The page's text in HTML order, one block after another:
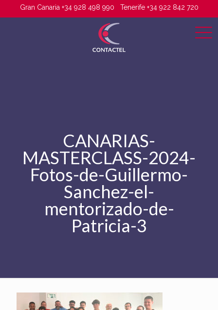
Gran Canaria +34 928 498 990 Tenerife +34 922 842 720
CANARIAS-
MASTERCLASS-2024-
Fotos-de-Guillermo-
Sanchez-el-
mentorizado-de-
Patricia-3